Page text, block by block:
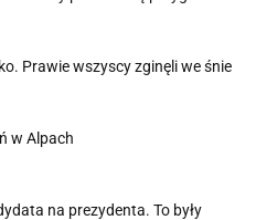
Prawie wszyscy zginęli we śnie
w Alpach
na prezydenta. To były